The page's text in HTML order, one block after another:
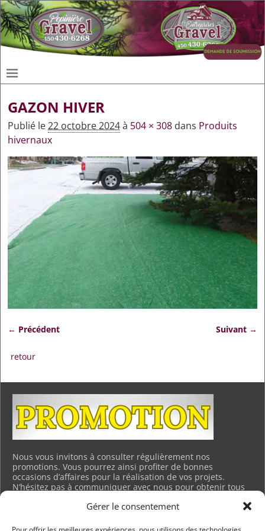
Gérer le consentement
GAZON HIVER
Publié le22 octobre 2024à 504 × 308 dans Produits
hivernaux
← Précédent Suivant →
retour
Nous vous invitons à consulter régulièrement nos
promotions. Vous pourrez ainsi profiter de bonnes
occasions d’affaires pour la réalisation de vos projets.
N’hésitez pas à communiquer avec nous pour obtenir tous